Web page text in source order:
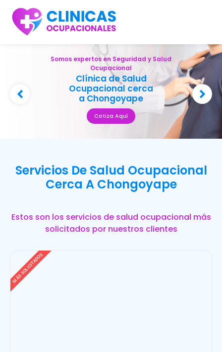
Somos expertos en Seguridad y Salud
Ocupacional
Clínica de Salud
Ocupacional cerca
a Chongoyape
Cotiza Aquí
Servicios De Salud Ocupacional
Cerca A Chongoyape
Estos son los servicios de salud ocupacional más
solicitados por nuestros clientes
MÁS SOLICITADOS